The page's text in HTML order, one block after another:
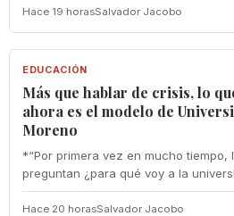
Hace 19 horasSalvador Jacobo
EDUCACIÓN
EDUCACIÓN
Más que hablar de crisis, lo
ahora es el modelo de
Moreno
*“Por primera vez en mucho tiempo,
preguntan ¿para qué voy a la
Hace 20 horasSalvador Jacobo